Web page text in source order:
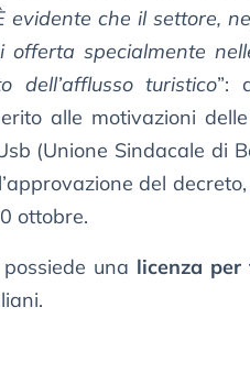
evidente che il settore,
specialmente
dell’afflusso turistico”:
alle motivazioni
(Unione Sindacale di
del decreto,
ottobre.
una licenza